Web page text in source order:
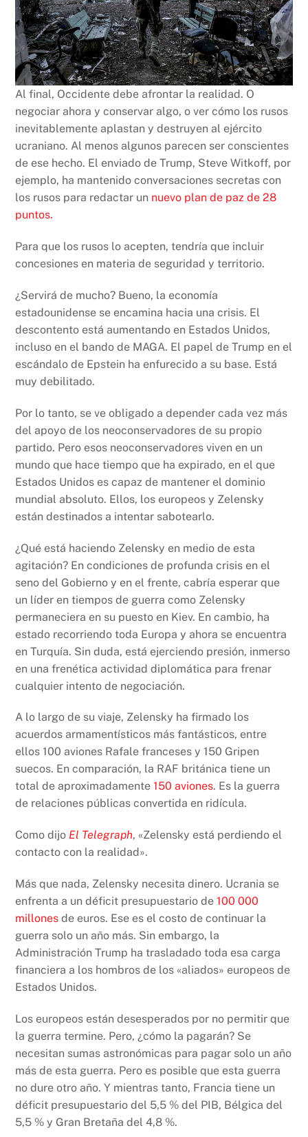
Al final, Occidente debe afrontar la realidad. O
negociar ahora y conservar algo, o ver cómo los rusos
inevitablemente aplastan y destruyen al ejército
ucraniano. Al menos algunos parecen ser conscientes
de ese hecho. El enviado de Trump, Steve Witkoff, por
ejemplo, ha mantenido conversaciones secretas con
los rusos para redactar un nuevo plan de paz de 28
puntos.
Para que los rusos lo acepten, tendría que incluir
concesiones en materia de seguridad y territorio.
¿Servirá de mucho? Bueno, la economía
estadounidense se encamina hacia una crisis. El
descontento está aumentando en Estados Unidos,
incluso en el bando de MAGA. El papel de Trump en el
escándalo de Epstein ha enfurecido a su base. Está
muy debilitado.
Por lo tanto, se ve obligado a depender cada vez más
del apoyo de los neoconservadores de su propio
partido. Pero esos neoconservadores viven en un
mundo que hace tiempo que ha expirado, en el que
Estados Unidos es capaz de mantener el dominio
mundial absoluto. Ellos, los europeos y Zelensky
están destinados a intentar sabotearlo.
¿Qué está haciendo Zelensky en medio de esta
agitación? En condiciones de profunda crisis en el
seno del Gobierno y en el frente, cabría esperar que
un líder en tiempos de guerra como Zelensky
permaneciera en su puesto en Kiev. En cambio, ha
estado recorriendo toda Europa y ahora se encuentra
en Turquía. Sin duda, está ejerciendo presión, inmerso
en una frenética actividad diplomática para frenar
cualquier intento de negociación.
A lo largo de su viaje, Zelensky ha firmado los
acuerdos armamentísticos más fantásticos, entre
ellos 100 aviones Rafale franceses y 150 Gripen
suecos. En comparación, la RAF británica tiene un
total de aproximadamente150 aviones. Es la guerra
de relaciones públicas convertida en ridícula.
Como dijo El Telegraph, «Zelensky está perdiendo el
contacto con la realidad».
Más que nada, Zelensky necesita dinero. Ucrania se
enfrenta a un déficit presupuestario de100 000
millones de euros. Ese es el costo de continuar la
guerra solo un año más. Sin embargo, la
Administración Trump ha trasladado toda esa carga
financiera a los hombros de los «aliados» europeos de
Estados Unidos.
Los europeos están desesperados por no permitir que
la guerra termine. Pero, ¿cómo la pagarán? Se
necesitan sumas astronómicas para pagar solo un año
más de esta guerra. Pero es posible que esta guerra
no dure otro año. Y mientras tanto, Francia tiene un
déficit presupuestario del 5,5 % del PIB, Bélgica del
5,5 % y Gran Bretaña del 4,8 %.